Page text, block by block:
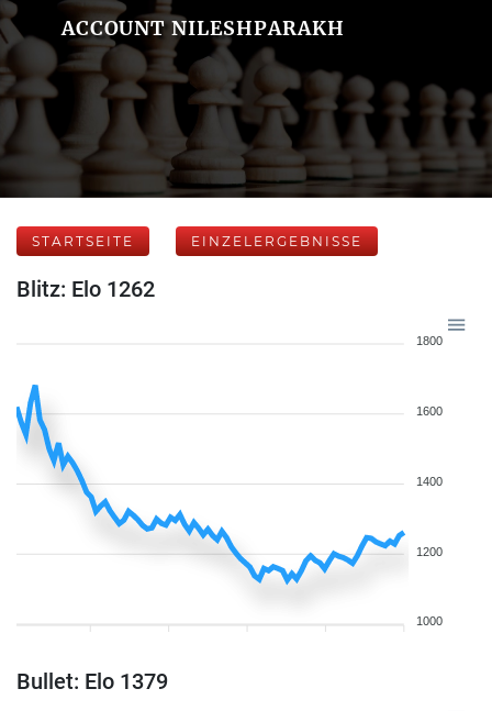
ACCOUNT NILESHPARAKH
STARTSEITE EINZELERGEBNISSE
Blitz: Elo 1262
1800
1600
1400
1200
1000
Bullet: Elo 1379